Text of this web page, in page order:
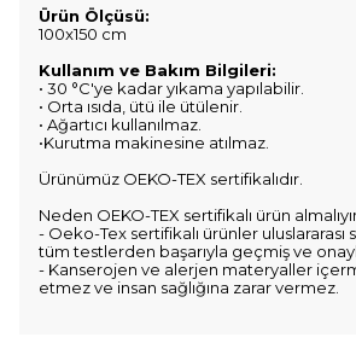
Ürün Ölçüsü:
100x150 cm
Kullanım ve Bakım Bilgileri:
• 30 °C'ye kadar yıkama yapılabilir.
• Orta ısıda, ütü ile ütülenir.
• Ağartıcı kullanılmaz.
•Kurutma makinesine atılmaz.
Ürünümüz OEKO-TEX sertifikalıdır.
Neden OEKO-TEX sertifikalı ürün
- Oeko-Tex sertifikalı ürünler
tüm testlerden başarıyla geçmiş ve
- Kanserojen ve alerjen materyaller
etmez ve insan sağlığına zarar vermez.